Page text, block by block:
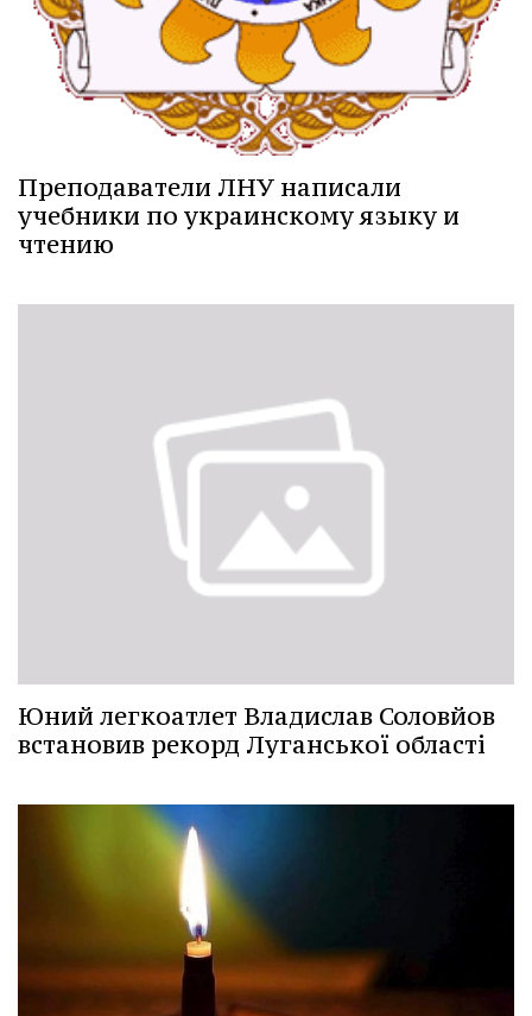
Преподаватели ЛНУ написали
учебники по украинскому языку и
чтению
Юний легкоатлет Владислав Соловйов
встановив рекорд Луганської області